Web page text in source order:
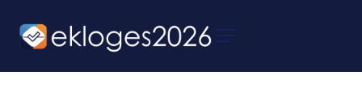
Αρχική